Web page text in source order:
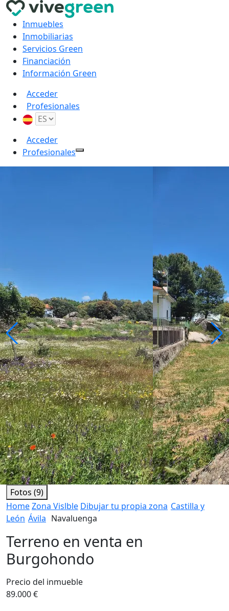
Inmuebles
Inmobiliarias
Servicios Green
Financiación
Información Green
Acceder
Profesionales
Acceder
Profesionales
Fotos (9)
HomeZona Vislble Dibujar tu propia zona Castilla y
León Ávila Navaluenga
Terreno en venta en
Burgohondo
Precio del inmueble
89.000 €